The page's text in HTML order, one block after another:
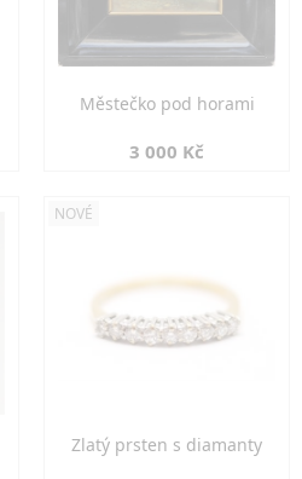
Městečko pod horami
3 000 Kč
NOVÉ
Zlatý prsten s diamanty